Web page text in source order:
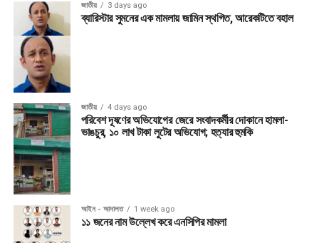
জাতীয় 3 days ago
ব্যারিস্টার সুমনের এক মামলায় জামিন স্থগিত, আরেকটিতে বহাল
জাতীয় 4 days ago
পরিবেশ দূষণের অভিযোগের জেরে সংবাদকর্মীর দোকানে হামলা-
ভাঙচুর, ১০ লাখ টাকা লুটের অভিযোগ; হত্যার হুমকি
আইন - আদালত 1 week ago
১১ জনের নাম উল্লেখ করে এনসিপির মামলা